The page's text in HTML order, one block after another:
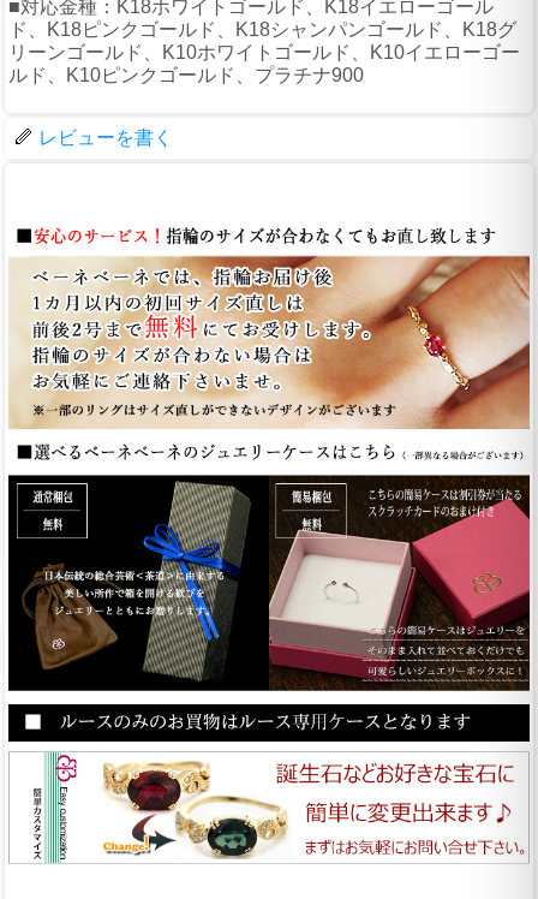
■対応金種：K18ホワイトゴールド、K18イエローゴール
ド、K18ピンクゴールド、K18シャンパンゴールド、K18グ
リーンゴールド、K10ホワイトゴールド、K10イエローゴー
ルド、K10ピンクゴールド、プラチナ900
レビューを書く